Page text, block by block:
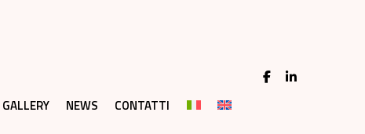
GALLERY NEWS CONTATTI